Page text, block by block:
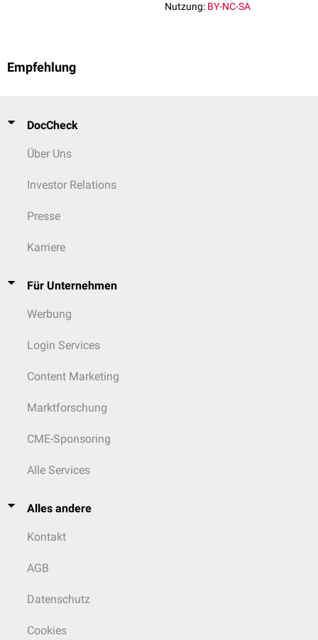
Nutzung: BY-NC-SA
Empfehlung
DocCheck
Über Uns
Investor Relations
Presse
Karriere
Für Unternehmen
Werbung
Login Services
Content Marketing
Marktforschung
CME-Sponsoring
Alle Services
Alles andere
Kontakt
AGB
Datenschutz
Cookies